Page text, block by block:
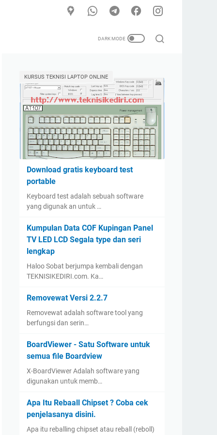
KURSUS TEKNISI LAPTOP ONLINE
Download gratis keyboard test
portable
Keyboard test adalah sebuah software
yang digunak an untuk …
Kumpulan Data COF Kupingan Panel
TV LED LCD Segala type dan seri
lengkap
Haloo Sobat berjumpa kembali dengan
TEKNISIKEDIRI.com. Ka…
Removewat Versi 2.2.7
Removewat adalah software tool yang
berfungsi dan serin…
BoardViewer - Satu Software untuk
semua file Boardview
X-BoardViewer Adalah software yang
digunakan untuk memb…
Apa Itu Rebaall Chipset ? Coba cek
penjelasanya disini.
Apa itu reballing chipset atau reball (reboll)